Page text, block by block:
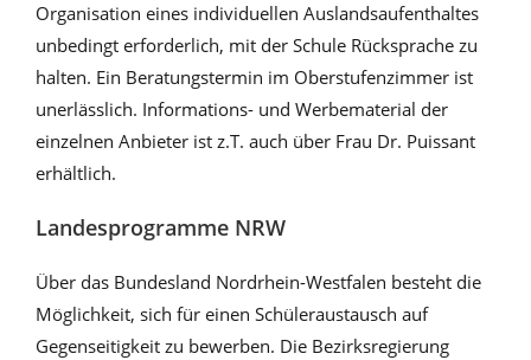
Organisation eines individuellen Auslandsaufenthaltes
unbedingt erforderlich, mit der Schule Rücksprache zu
halten. Ein Beratungstermin im Oberstufenzimmer ist
unerlässlich. Informations- und Werbematerial der
einzelnen Anbieter ist z.T. auch über Frau Dr. Puissant
erhältlich.
Landesprogramme NRW
Über das Bundesland Nordrhein-Westfalen besteht die
Möglichkeit, sich für einen Schüleraustausch auf
Gegenseitigkeit zu bewerben. Die Bezirksregierung